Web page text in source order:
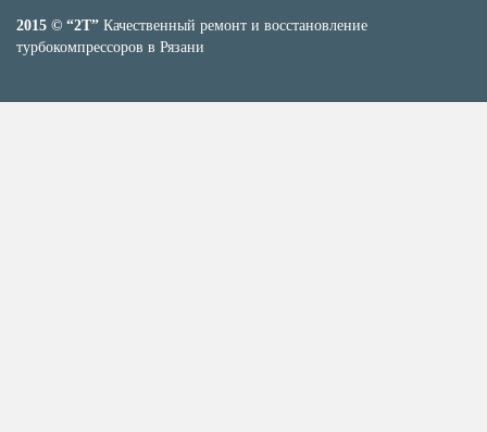
2015 © “2T” Качественный ремонт и восстановление
турбокомпрессоров в Рязани